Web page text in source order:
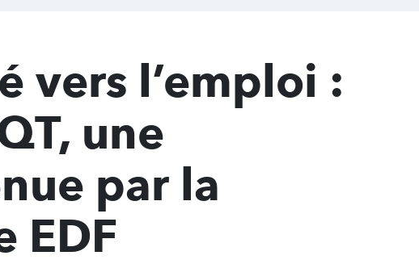
vers l’emploi :
une
par la
EDF